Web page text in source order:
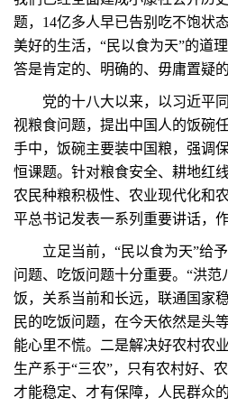
题，14亿多人早已告别吃不饱状
美好的生活，“民以食为天”的道
答是肯定的、明确的、毋庸置疑的
党的十八大以来，以习近平同
视粮食问题，提出中国人的饭碗
手中，饭碗主要装中国粮，强调
恒课题。针对粮食安全、耕地红
农民种粮积极性、农业现代化和
平总书记发表一系列重要讲话，
立足当前，“民以食为天”给予
问题、吃饭问题十分重要。“洪
饭，关系当前和长远，联通国家
民的吃饭问题，在今天依然是头
能心里不慌。二是解决好农村农
生产系于“三农”，只有农村好、
才能稳定、才有保障，人民群众